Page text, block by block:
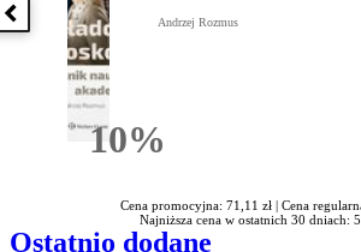
Poprzednia książka
10%Rabatu
Andrzej Rozmus
Cena promocyjna: 71,11 zł | Cena
Najniższa cena w ostatnich 30 dniach:
Ostatnio dodane